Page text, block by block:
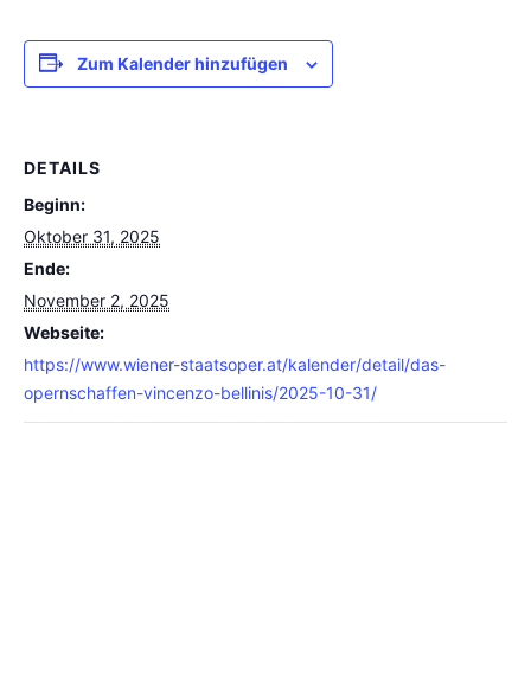
Zum Kalender hinzufügen
DETAILS
Beginn:
Oktober 31, 2025
Ende:
November 2, 2025
Webseite:
https://www.wiener-staatsoper.at/kalender/detail/das-
opernschaffen-vincenzo-bellinis/2025-10-31/